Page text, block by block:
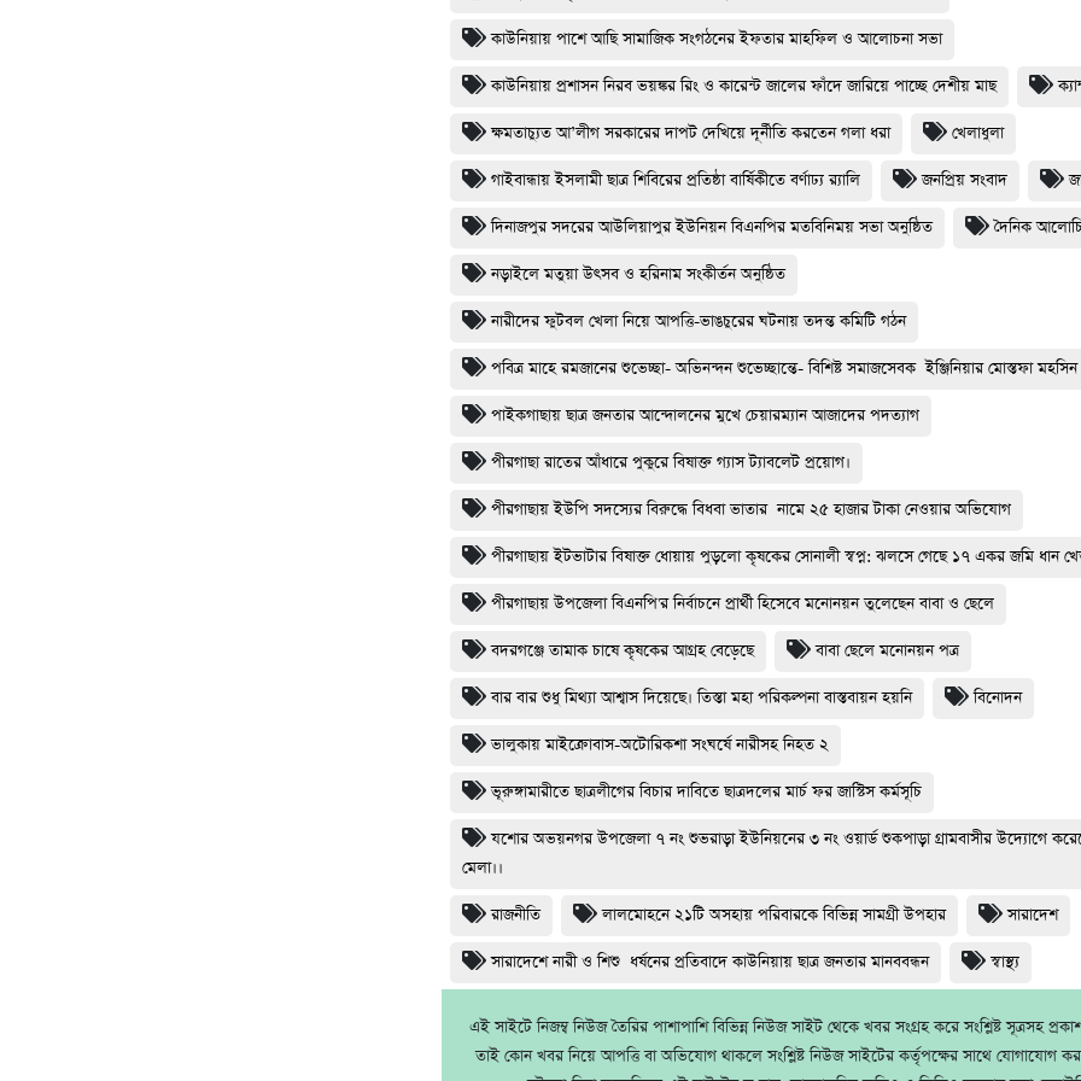
কাউনিয়ায় পাশে আছি সামাজিক সংগঠনের ইফতার মাহফিল ও আলোচনা সভা
কাউনিয়ায় প্রশাসন নিরব ভয়ঙ্কর রিং ও কারেন্ট জালের ফাঁদে জারিয়ে পাচ্ছে দেশীয় মাছ
ক্ষমতাচ্যুত আ’লীগ সরকারের দাপট দেখিয়ে দূর্নীতি করতেন গলা ধরা খেলাধুলা
গাইবান্ধায় ইসলামী ছাত্র শিবিরের প্রতিষ্ঠা বার্ষিকীতে বর্ণাঢ্য র‌্যালি জনপ্রিয় সংবাদ
দিনাজপুর সদরের আউলিয়াপুর ইউনিয়ন বিএনপির মতবিনিময় সভা অনুষ্ঠিত দৈনিক
নড়াইলে মতুয়া উৎসব ও হরিনাম সংকীর্তন অনুষ্ঠিত
নারীদের ফুটবল খেলা নিয়ে আপত্তি-ভাঙচুরের ঘটনায় তদন্ত কমিটি গঠন
পবিত্র মাহে রমজানের শুভেচ্ছা- অভিনন্দন শুভেচ্ছান্তে- বিশিষ্ট সমাজসেবক ইঞ্জিনিয়ার মোস্তফা
পাইকগাছায় ছাত্র জনতার আন্দোলনের মুখে চেয়ারম্যান আজাদের পদত্যাগ
পীরগাছা রাতের আঁধারে পুকুরে বিষাক্ত গ্যাস ট্যাবলেট প্রয়োগ।
পীরগাছায় ইউপি সদস্যের বিরুদ্ধে বিধবা ভাতার নামে ২৫ হাজার টাকা নেওয়ার অভিযোগ
পীরগাছায় ইটভাটার বিষাক্ত ধোয়ায় পুড়লো কৃষকের সোনালী স্বপ্ন: ঝলসে গেছে ১৭ একর জমি ধান
পীরগাছায় উপজেলা বিএনপি'র নির্বাচনে প্রার্থী হিসেবে মনোনয়ন তুলেছেন বাবা ও ছেলে
বদরগঞ্জে তামাক চাষে কৃষকের আগ্রহ বেড়েছে বাবা ছেলে মনোনয়ন পত্র
বার বার শুধু মিথ্যা আশ্বাস দিয়েছে। তিস্তা মহা পরিকল্পনা বাস্তবায়ন হয়নি বিনোদন
ভালুকায় মাইক্রোবাস-অটোরিকশা সংঘর্ষে নারীসহ নিহত ২
ভূরুঙ্গামারীতে ছাত্রলীগের বিচার দাবিতে ছাত্রদলের মার্চ ফর জাস্টিস কর্মসূচি
যশোর অভয়নগর উপজেলা ৭ নং শুভরাড়া ইউনিয়নের ৩ নং ওয়ার্ড শুকপাড়া গ্রামবাসীর উদ্যোগে
মেলা।।
রাজনীতি লালমোহনে ২১টি অসহায় পরিবারকে বিভিন্ন সামগ্রী উপহার সারাদেশ
সারাদেশে নারী ও শিশু ধর্ষনের প্রতিবাদে কাউনিয়ায় ছাত্র জনতার মানববন্ধন স্বাস্থ্য
এই সাইটে নিজম্ব নিউজ তৈরির পাশাপাশি বিভিন্ন নিউজ সাইট থেকে খবর সংগ্রহ করে সংশ্লিষ্ট সূত্রসহ
তাই কোন খবর নিয়ে আপত্তি বা অভিযোগ থাকলে সংশ্লিষ্ট নিউজ সাইটের কর্তৃপক্ষের সাথে যোগাযোগ